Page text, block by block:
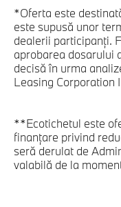
*Oferta este
este supusă unor
dealerii participanți.
aprobarea dosarului
decisă în urma
Leasing Corporation
**Ecotichetul este
finanțare privind
seră derulat de
valabilă de la